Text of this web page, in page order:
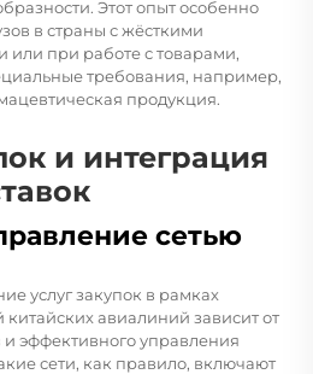
Этот опыт особенно
в страны с жёсткими
при работе с товарами,
требования, например,
продукция.
и интеграция
сетью
услуг закупок в рамках
авиалиний зависит от
эффективного управления
сети, как правило, включают